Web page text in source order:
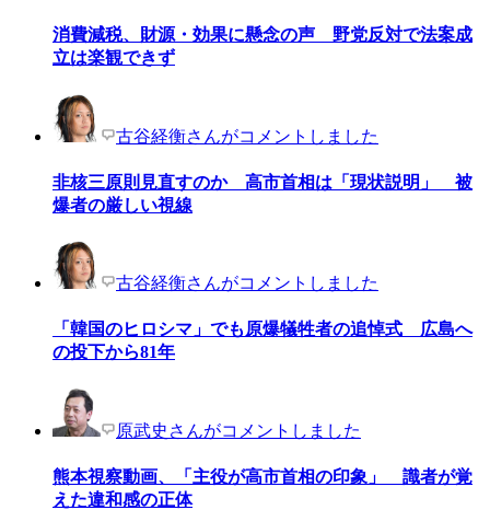
消費減税、財源・効果に懸念の声 野党反対で法案成
立は楽観できず
古谷経衡さんがコメントしました
非核三原則見直すのか 高市首相は「現状説明」 被
爆者の厳しい視線
古谷経衡さんがコメントしました
「韓国のヒロシマ」でも原爆犠牲者の追悼式 広島へ
の投下から81年
原武史さんがコメントしました
熊本視察動画、「主役が高市首相の印象」 識者が覚
えた違和感の正体